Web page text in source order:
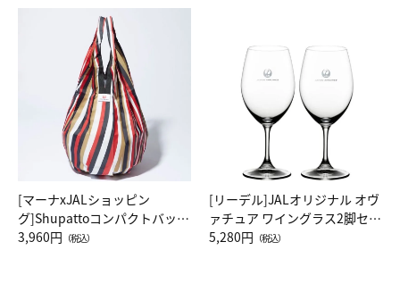
[マーナxJALショッピン
グ]Shupattoコンパクトバッグ
Drop JAL客室乗務員（LC）ス
3,960円 （税込）
[リーデル]JALオリジナル オヴ
ァチュア ワイングラス2脚セッ
ト（レッドワイン）
5,280円 （税込）